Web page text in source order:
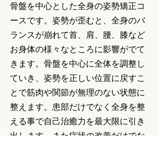
骨盤を中心とした全身の姿勢矯正コ
ースです。姿勢が歪むと、全身のバ
ランスが崩れて首、肩、腰、膝など
お身体の様々なところに影響がでて
きます。骨盤を中心に全体を調整し
ていき、姿勢を正しい位置に戻すこ
とで筋肉や関節が無理のない状態に
整えます。患部だけでなく全身を整
える事で自己治癒力を最大限に引き
出します。また症状の改善だけでな